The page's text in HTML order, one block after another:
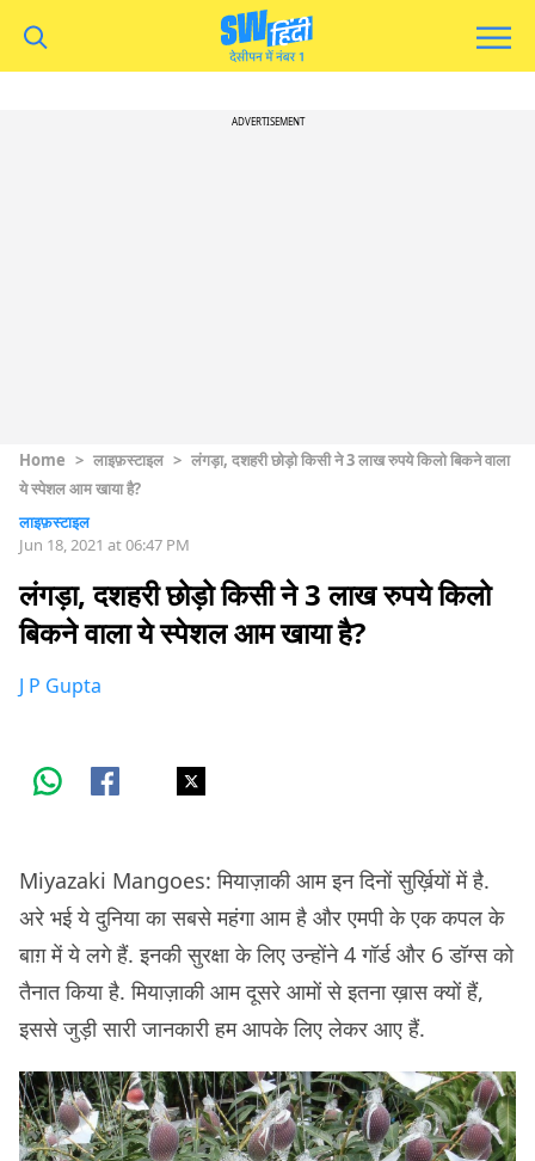
ADVERTISEMENT
Home > लाइफ़स्टाइल > लंगड़ा, दशहरी छोड़ो किसी ने 3 लाख रुपये किलो बिकने वाला
ये स्पेशल आम खाया है?
लाइफ़स्टाइल
Jun 18, 2021 at 06:47 PM
लंगड़ा, दशहरी छोड़ो किसी ने 3 लाख रुपये किलो
बिकने वाला ये स्पेशल आम खाया है?
J P Gupta
Miyazaki Mangoes: मियाज़ाकी आम इन दिनों सुर्ख़ियों में है.
अरे भई ये दुनिया का सबसे महंगा आम है और एमपी के एक कपल के
बाग़ में ये लगे हैं. इनकी सुरक्षा के लिए उन्होंने 4 गॉर्ड और 6 डॉग्स को
तैनात किया है. मियाज़ाकी आम दूसरे आमों से इतना ख़ास क्यों हैं,
इससे जुड़ी सारी जानकारी हम आपके लिए लेकर आए हैं.